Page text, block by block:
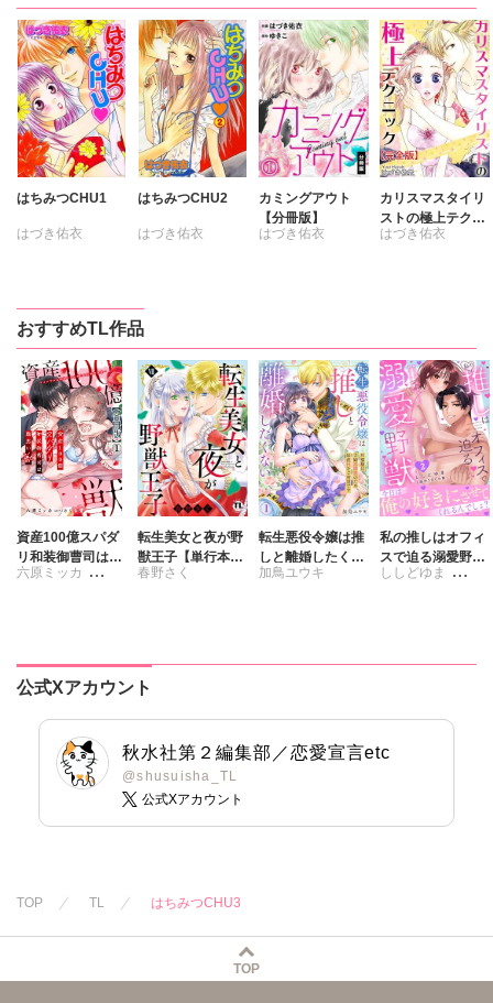
はちみつCHU1
はづき佑衣
はちみつCHU2
はづき佑衣
カミングアウト
【分冊版】
はづき佑衣
カリスマスタイリ
ストの極上テクニ
ック【完全版】
はづき佑衣
おすすめTL作品
資産100億スパダ
リ和装御曹司は腹
黒い獣～イジワル
六原ミッカ
転生美女と夜が野
獣王子【単行本
版】【電子書店限
春野さく
転生悪役令嬢は推
しと離婚したくな
い 旦那様は夫婦
加鳥ユウキ
私の推しはオフィ
スで迫る溺愛野獣
～聖域無視、迫ら
ししどゆま
公式Xアカウント
秋水社第２編集部／恋愛宣言etc
@shusuisha_TL
公式Xアカウント
TOP TL はちみつCHU3
TOP